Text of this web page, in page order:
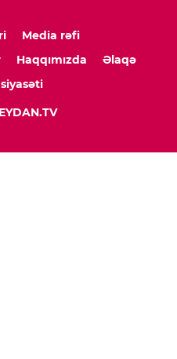
Media rəfi
Haqqımızda
Əlaqə